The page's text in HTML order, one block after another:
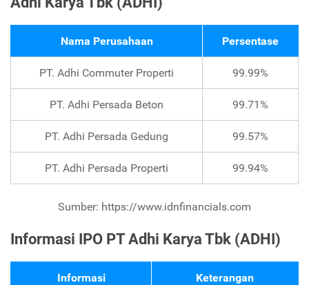
Nama Perusahaan Persentase
PT. Adhi Commuter Properti 99.99%
PT. Adhi Persada Beton 99.71%
PT. Adhi Persada Gedung 99.57%
PT. Adhi Persada Properti 99.94%
Sumber: https://www.idnfinancials.com
Informasi IPO PT Adhi Karya Tbk (ADHI)
Informasi Keterangan